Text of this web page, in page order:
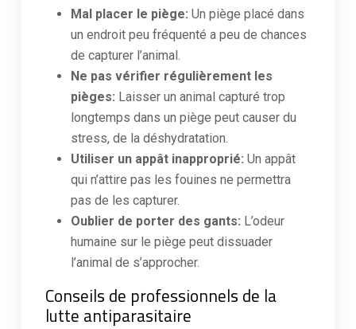
Mal placer le piège: Un piège placé dans
un endroit peu fréquenté a peu de chances
de capturer l’animal.
Ne pas vérifier régulièrement les
pièges: Laisser un animal capturé trop
longtemps dans un piège peut causer du
stress, de la déshydratation.
Utiliser un appât inapproprié: Un appât
qui n’attire pas les fouines ne permettra
pas de les capturer.
Oublier de porter des gants: L’odeur
humaine sur le piège peut dissuader
l’animal de s’approcher.
Conseils de professionnels de la
lutte antiparasitaire